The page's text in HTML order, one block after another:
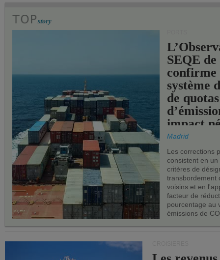
SEQE de
confirme
système
de quotas
impact
les ports
Madrid
Les corrections
consistent en
critères de
transbordement
voisins et en
facteur de
pourcentage au
émissions de